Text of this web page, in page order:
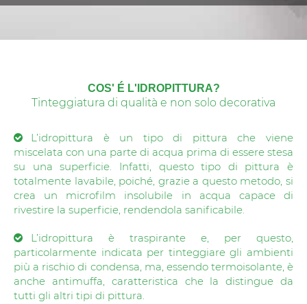
COS' É L'IDROPITTURA?
Tinteggiatura di qualità e non solo decorativa
L’idropittura è un tipo di pittura che viene
miscelata con una parte di acqua prima di essere stesa
su una superficie. Infatti, questo tipo di pittura è
totalmente lavabile, poiché, grazie a questo metodo, si
crea un microfilm insolubile in acqua capace di
rivestire la superficie, rendendola sanificabile.
L’idropittura è traspirante e, per questo,
particolarmente indicata per tinteggiare gli ambienti
più a rischio di condensa, ma, essendo termoisolante, è
anche antimuffa, caratteristica che la distingue da
tutti gli altri tipi di pittura.